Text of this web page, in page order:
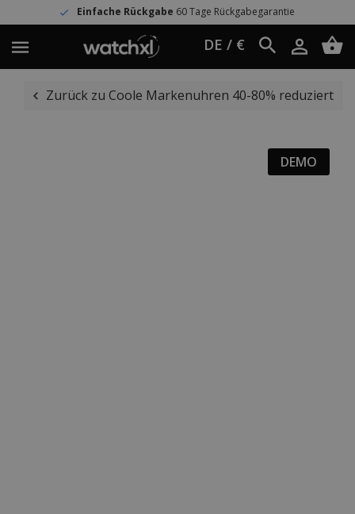
Einfache Rückgabe60 Tage Rückgabegarantie
DE / €
Zurück zu Coole Markenuhren 40-80% reduziert
DEMO